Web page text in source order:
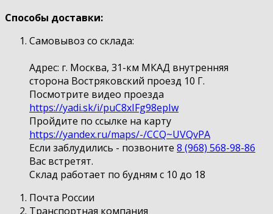
Способы доставки:
Самовывоз со склада:
Адрес: г. Москва, 31-км МКАД внутренняя
сторона Востряковский проезд 10 Г.
Посмотрите видео проезда
https://yadi.sk/i/puC8xIFg98epIw
Пройдите по ссылке на карту
https://yandex.ru/maps/-/CCQ~UVQvPA
Если заблудились - позвоните 8 (968) 568-98-86
Вас встретят.
Склад работает по будням с 10 до 18
Почта России
Транспортная компания